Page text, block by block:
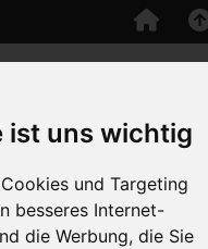
ist uns wichtig
und Targeting
besseres Internet-
die Werbung, die Sie
10 Stück